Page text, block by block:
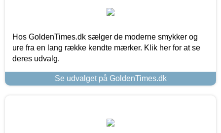
Hos GoldenTimes.dk sælger de moderne smykker og
ure fra en lang række kendte mærker. Klik her for at se
deres udvalg.
Se udvalget på GoldenTimes.dk